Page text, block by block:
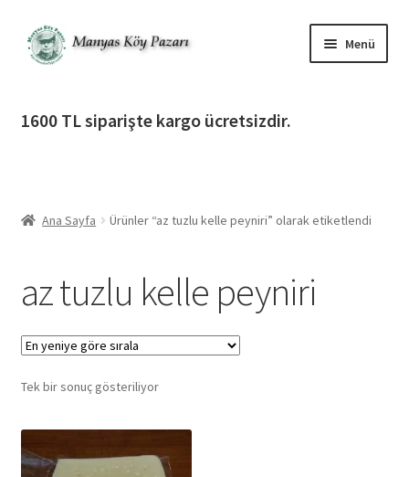
Dolaşıma
geç
İçeriğe
geç
Menü
genişlet
İletişim
1600 TL siparişte kargo ücretsizdir.
Ana Sayfa Ürünler “az tuzlu kelle peyniri” olarak etiketlendi
az tuzlu kelle peyniri
Tek bir sonuç gösteriliyor